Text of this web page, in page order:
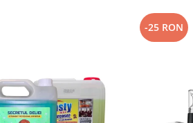
-25 RON